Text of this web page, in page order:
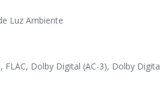
Luz Ambiente
FLAC, Dolby Digital (AC-3), Dolby